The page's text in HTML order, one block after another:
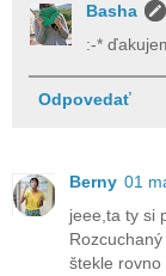
Basha
:-*
Odpovedať
Berny 01
jeee,ta ty si
štekle